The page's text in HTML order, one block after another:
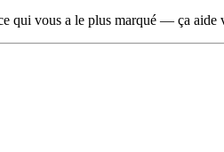
qui vous a le plus marqué — ça aide